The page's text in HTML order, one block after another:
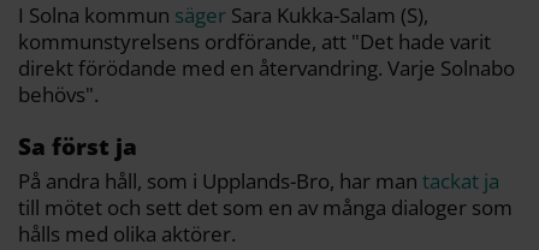
I Solna kommun säger Sara Kukka-Salam (S),
kommunstyrelsens ordförande, att "Det hade varit
direkt förödande med en återvandring. Varje Solnabo
behövs".
Sa först ja
På andra håll, som i Upplands-Bro, har man tackat ja
till mötet och sett det som en av många dialoger som
hålls med olika aktörer.